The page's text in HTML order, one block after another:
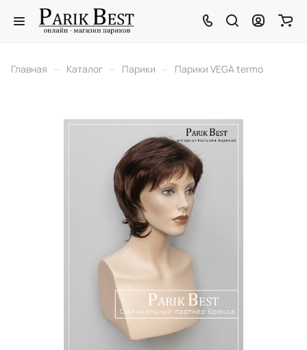
Главная – Каталог – Парики – Парики VEGA termo